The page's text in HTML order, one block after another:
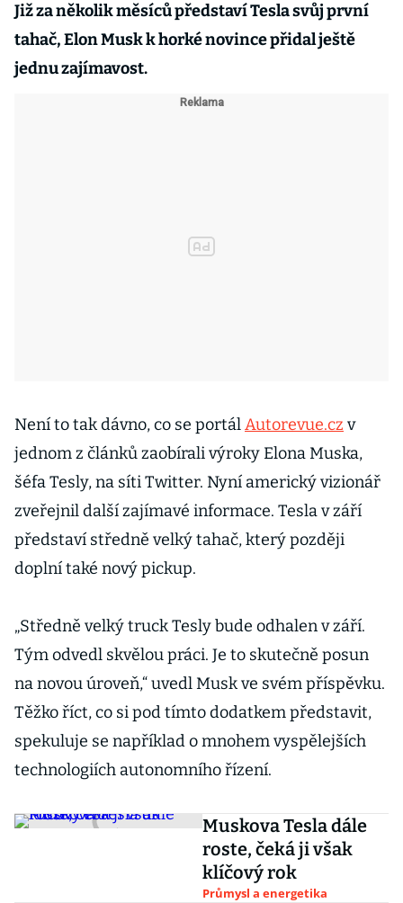
Již za několik měsíců představí Tesla svůj první
tahač, Elon Musk k horké novince přidal ještě
jednu zajímavost.
Není to tak dávno, co se portálAutorevue.cz v
jednom z článků zaobírali výroky Elona Muska,
šéfa Tesly, na síti Twitter. Nyní americký vizionář
zveřejnil další zajímavé informace. Tesla v září
představí středně velký tahač, který později
doplní také nový pickup.
„Středně velký truck Tesly bude odhalen v září.
Tým odvedl skvělou práci. Je to skutečně posun
na novou úroveň,“ uvedl Musk ve svém příspěvku.
Těžko říct, co si pod tímto dodatkem představit,
spekuluje se například o mnohem vyspělejších
technologiích autonomního řízení.
Muskova Tesla dále
roste, čeká ji však
klíčový rok
Průmysl a energetika